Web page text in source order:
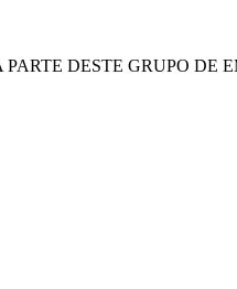
DESTE GRUPO DE